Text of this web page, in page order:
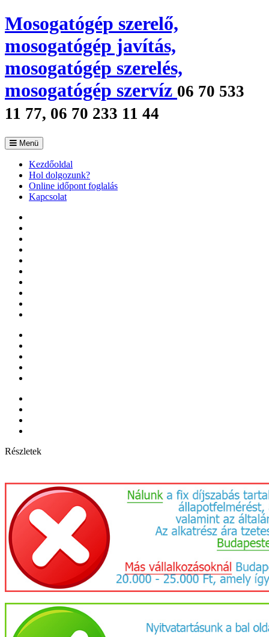
Mosogatógép szerelő,
mosogatógép javítás,
mosogatógép szerelés,
mosogatógép szervíz 06 70 533
11 77, 06 70 233 11 44
Menü
Kezdőoldal
Hol dolgozunk?
Online időpont foglalás
Kapcsolat
Részletek